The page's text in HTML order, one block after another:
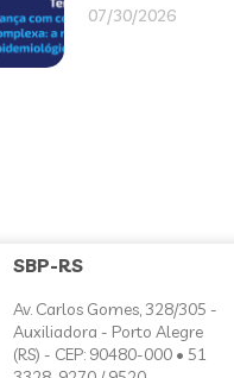
07/30/2026
SBP-RS
Av. Carlos Gomes, 328/305 -
Auxiliadora - Porto Alegre
(RS) - CEP: 90480-000 • 51